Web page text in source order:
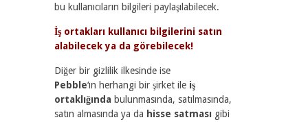
bu kullanıcıların bilgileri paylaşılabilecek.
İş ortakları kullanıcı bilgilerini satın
alabilecek ya da görebilecek!
Diğer bir gizlilik ilkesinde ise
Pebble‘ın herhangi bir şirket ile iş
ortaklığında bulunmasında, satılmasında,
satın almasında ya da hisse satması gibi